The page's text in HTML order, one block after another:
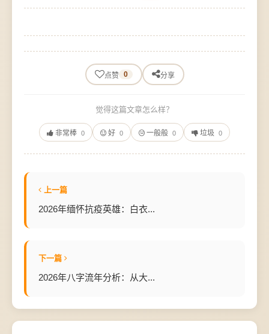
点赞 0 分享
觉得这篇文章怎么样？
非常棒 0 好 0 一般般 0 垃圾 0
上一篇
2026年缅怀抗疫英雄：白衣...
下一篇
2026年八字流年分析：从大...